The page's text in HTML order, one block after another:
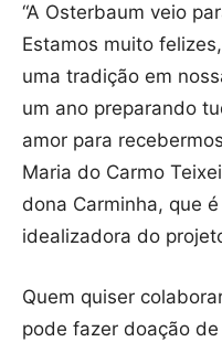
“A Osterbaum veio
Estamos muito
uma tradição em
um ano preparando
amor para
Maria do Carmo
dona Carminha, que
idealizadora do
Quem quiser
pode fazer doação